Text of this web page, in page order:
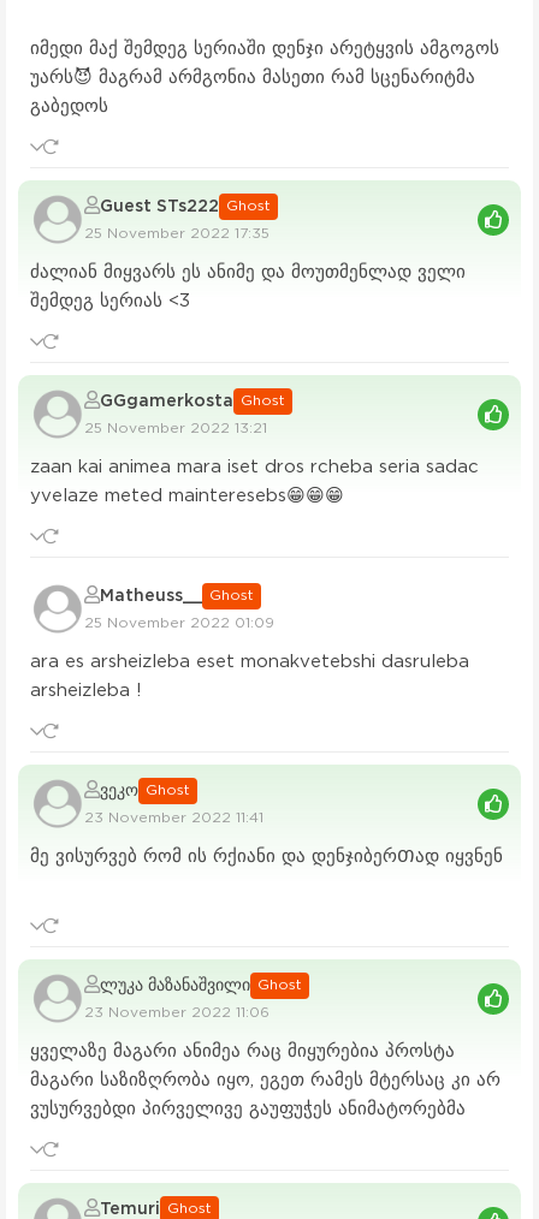
იმედი მაქ შემდეგ სერიაში დენჯი არეტყვის ამგოგოს
უარს😈 მაგრამ არმგონია მასეთი რამ სცენარიტმა
გაბედოს
Guest STs222 Ghost
25 November 2022 17:35
ძალიან მიყვარს ეს ანიმე და მოუთმენლად ველი
შემდეგ სერიას <3
GGgamerkosta Ghost
25 November 2022 13:21
zaan kai animea mara iset dros rcheba seria sadac
yvelaze meted mainteresebs😁😁😁
Matheuss__ Ghost
25 November 2022 01:09
ara es arsheizleba eset monakvetebshi dasruleba
arsheizleba !
ვეკო Ghost
23 November 2022 11:41
მე ვისურვებ რომ ის რქიანი და დენჯიბერᲗად იყვნენ
ლუკა მაზანაშვილი Ghost
23 November 2022 11:06
ყველაზე მაგარი ანიმეა რაც მიყურებია პროსტა
მაგარი საზიზღრობა იყო, ეგეთ რამეს მტერსაც კი არ
ვუსურვებდი პირველივე გაუფუჭეს ანიმატორებმა
Temuri Ghost